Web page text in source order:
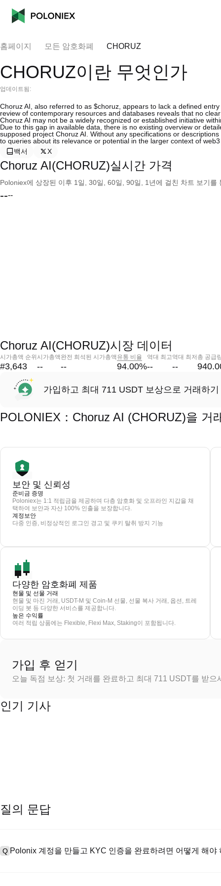
홈페이지 모든 암호화폐 CHORUZ
CHORUZ이란 무엇인가
업데이트됨:
Choruz AI, also referred to as $choruz, appears to lack a defined
review of contemporary resources and databases reveals that no
Choruz AI may not be a widely recognized or established initiative
Due to this gap in available data, there is no existing overview or
supposed project Choruz AI. Without any specifications or
to queries about its relevance or potential in the larger context of
백서
X
Choruz AI(CHORUZ)실시간 가격
Poloniex에 상장된 이후 1일, 30일, 60일, 90일, 1년에 걸친 차트 보기
----
Choruz AI(CHORUZ)시장 데이터
시가총액 순위
#3,643
시가총액
--
완전 희석된 시가총액
--
유통 비율
94.00%
역대 최고
--
역대 최저
--
총 공급
가입하고 최대 711 USDT 보상으로 거래하기
POLONIEX：Choruz AI (CHORUZ)을 거
보안 및 신뢰성
준비금 증명
Poloniex는 1:1 적립금을 제공하며 다층 암호화 및 오프라인 지갑을 채
택하여 보안과 자산 100% 인출을 보장합니다.
계정보안
다중 인증, 비정상적인 로그인 경고 및 쿠키 탈취 방지 기능
다양한 암호화폐 제품
현물 및 선물 거래
현물 및 마진 거래, USDT-M 및 Coin-M 선물, 선물 복사 거래, 옵션, 트레
이딩 봇 등 다양한 서비스를 제공합니다.
높은 수익률
여러 적립 상품에는 Flexible, Flexi Max, Staking이 포함됩니다.
가입 후 얻기
오늘 독점 보상: 첫 거래를 완료하고 최대 711 USDT를 받으
인기 기사
질의 문답
Q Polonix 계정을 만들고 KYC 인증을 완료하려면 어떻게 해야